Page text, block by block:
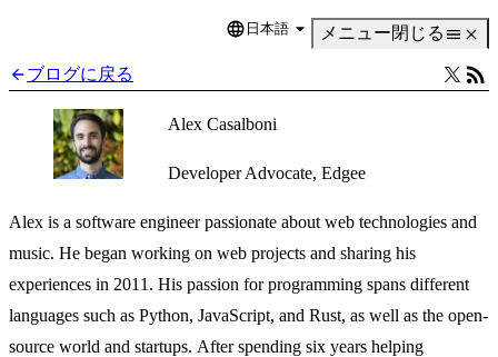
Language
日本語 メニュー閉じる
ブログに戻る
Alex Casalboni
Developer Advocate, Edgee
Alex is a software engineer passionate about web technologies and
music. He began working on web projects and sharing his
experiences in 2011. His passion for programming spans different
languages such as Python, JavaScript, and Rust, as well as the open-
source world and startups. After spending six years helping